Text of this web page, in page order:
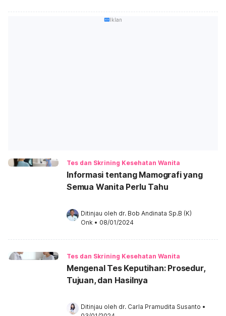
Iklan
Tes dan Skrining Kesehatan Wanita
Informasi tentang Mamografi yang
Semua Wanita Perlu Tahu
Ditinjau oleh dr. Bob Andinata Sp.B (K)
Onk • 08/01/2024
Tes dan Skrining Kesehatan Wanita
Mengenal Tes Keputihan: Prosedur,
Tujuan, dan Hasilnya
Ditinjau oleh dr. Carla Pramudita Susanto •